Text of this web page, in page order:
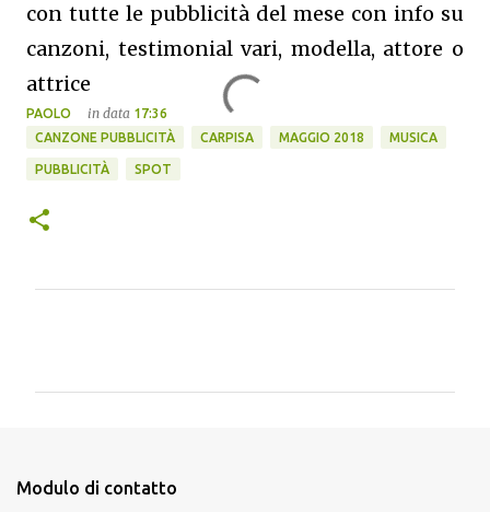
con tutte le pubblicità del mese con info su
canzoni, testimonial vari, modella, attore o
attrice
PAOLO in data 17:36
CANZONE PUBBLICITÀ
CARPISA MAGGIO 2018 MUSICA
PUBBLICITÀ SPOT
Modulo di contatto